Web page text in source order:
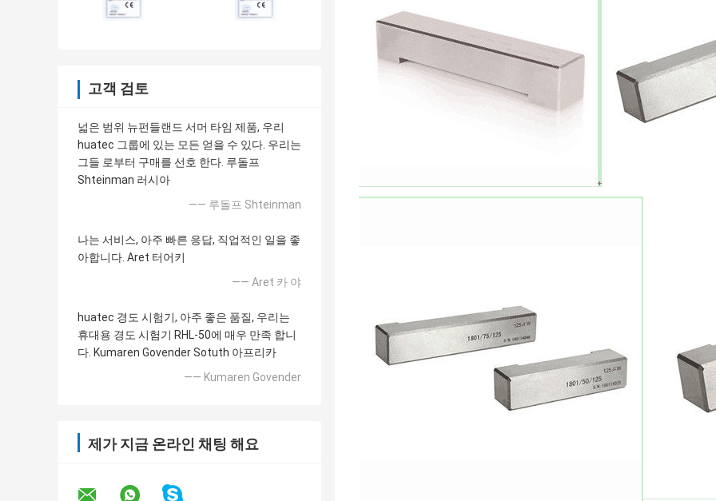
고객 검토
넓은 범위 뉴펀들랜드 서머 타임 제품, 우리
huatec 그룹에 있는 모든 얻을 수 있다. 우리는
그들 로부터 구매를 선호 한다. 루돌프
Shteinman 러시아
—— 루돌프 Shteinman
나는 서비스, 아주 빠른 응답, 직업적인 일을 좋
아합니다. Aret 터어키
—— Aret 카 야
huatec 경도 시험기, 아주 좋은 품질, 우리는
휴대용 경도 시험기 RHL-50에 매우 만족 합니
다. Kumaren Govender Sotuth 아프리카
—— Kumaren Govender
제가 지금 온라인 채팅 해요